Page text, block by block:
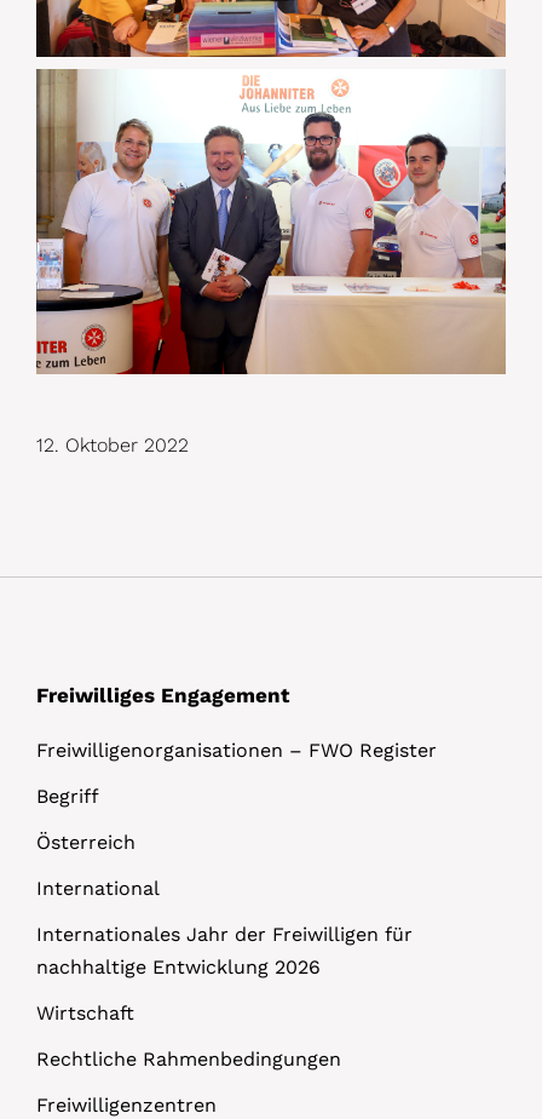
12. Oktober 2022
Freiwilliges Engagement
Freiwilligenorganisationen – FWO Register
Begriff
Österreich
International
Internationales Jahr der Freiwilligen für
nachhaltige Entwicklung 2026
Wirtschaft
Rechtliche Rahmenbedingungen
Freiwilligenzentren